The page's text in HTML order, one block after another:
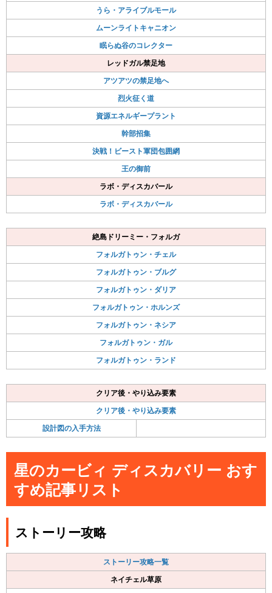
うら・アライブルモール
ムーンライトキャニオン
眠らぬ谷のコレクター
レッドガル禁足地
アツアツの禁足地へ
烈火征く道
資源エネルギープラント
幹部招集
決戦！ビースト軍団包囲網
王の御前
ラボ・ディスカバール
ラボ・ディスカバール
絶島ドリーミー・フォルガ
フォルガトゥン・チェル
フォルガトゥン・ブルグ
フォルガトゥン・ダリア
フォルガトゥン・ホルンズ
フォルガトゥン・ネシア
フォルガトゥン・ガル
フォルガトゥン・ランド
クリア後・やり込み要素
クリア後・やり込み要素
設計図の入手方法
星のカービィ ディスカバリー おす
すめ記事リスト
ストーリー攻略
ストーリー攻略一覧
ネイチェル草原